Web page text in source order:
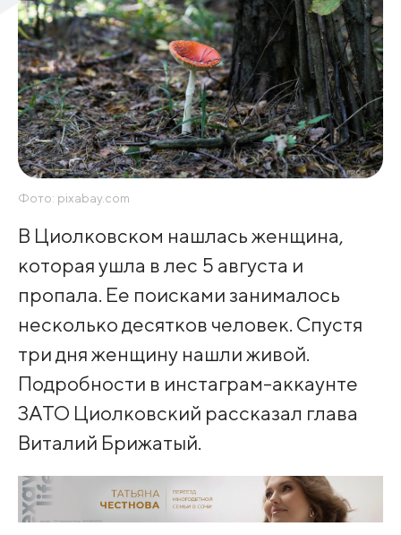
Фото: pixabay.com
В Циолковском нашлась женщина,
которая ушла в лес 5 августа и
пропала. Ее поисками занималось
несколько десятков человек. Спустя
три дня женщину нашли живой.
Подробности в инстаграм-аккаунте
ЗАТО Циолковский рассказал глава
Виталий Брижатый.